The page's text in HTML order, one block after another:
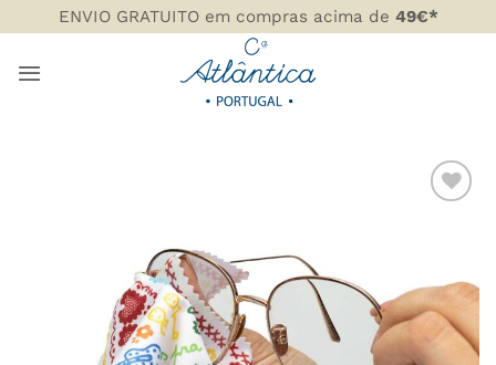
to
content
ENVIO GRATUITO em compras acima de 49€*